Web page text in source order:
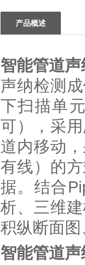
产品概述
智能管道
声纳检测
下扫描单
可），采
道内移动
有线）的
据。结合
析、三维
积纵断面
智能管道